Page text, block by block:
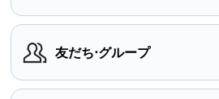
友だち⋅グループ